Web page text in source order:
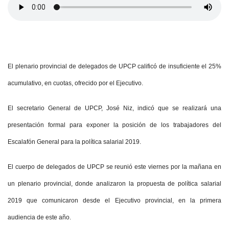
El plenario provincial de delegados de UPCP calificó de insuficiente el 25%
acumulativo, en cuotas, ofrecido por el Ejecutivo.
El secretario General de UPCP, José Niz, indicó que se realizará una
presentación formal para exponer la posición de los trabajadores del
Escalafón General para la política salarial 2019.
El cuerpo de delegados de UPCP se reunió este viernes por la mañana en
un plenario provincial, donde analizaron la propuesta de política salarial
2019 que comunicaron desde el Ejecutivo provincial, en la primera
audiencia de este año.